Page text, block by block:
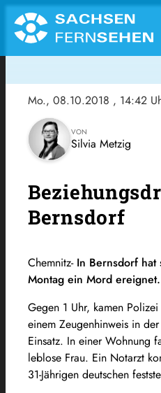
Mo., 08.10.2018 , 14:42
VON
Silvia Metzig
Bernsdorf
Chemnitz- In Bernsdorf
Montag ein Mord ereignet.
Gegen 1 Uhr, kamen
einem Zeugenhinweis in
Einsatz. In einer Wohnung
leblose Frau. Ein Notarzt
31-Jährigen deutschen